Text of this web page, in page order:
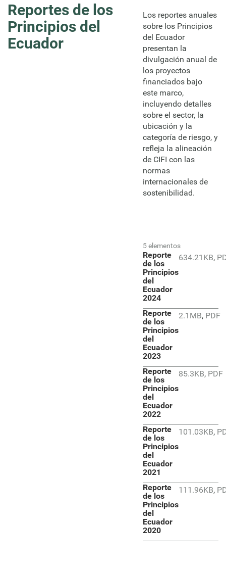
Reportes de los
Principios del
Ecuador
Los reportes anuales
sobre los Principios
del Ecuador
presentan la
divulgación anual de
los proyectos
financiados bajo
este marco,
incluyendo detalles
sobre el sector, la
ubicación y la
categoría de riesgo, y
refleja la alineación
de CIFI con las
normas
internacionales de
sostenibilidad.
5 elementos
Reporte
de los
Principios
del
Ecuador
2024
634.21KB,
Reporte
de los
Principios
del
Ecuador
2023
2.1MB, PDF
Reporte
de los
Principios
del
Ecuador
2022
85.3KB, PDF
Reporte
de los
Principios
del
Ecuador
2021
101.03KB,
Reporte
de los
Principios
del
Ecuador
2020
111.96KB,